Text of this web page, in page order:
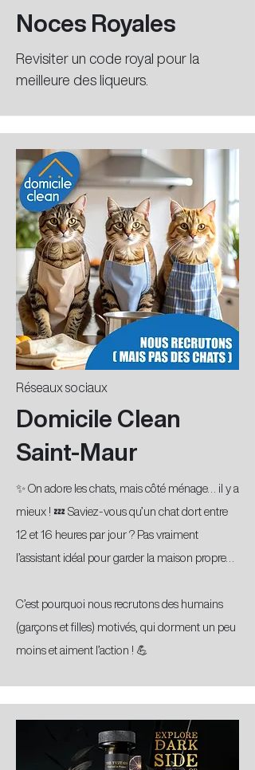
Noces Royales
Revisiter un code royal pour la
meilleure des liqueurs.
Réseaux sociaux
Domicile Clean
Saint-Maur
✨ On adore les chats, mais côté ménage… il y a
mieux ! 💤 Saviez-vous qu’un chat dort entre
12 et 16 heures par jour ? Pas vraiment
l’assistant idéal pour garder la maison propre…
C’est pourquoi nous recrutons des humains
(garçons et filles) motivés, qui dorment un peu
moins et aiment l’action ! 💪